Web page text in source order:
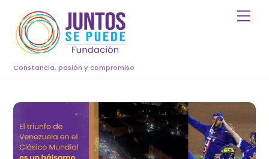
content
Constancia, pasión y compromiso